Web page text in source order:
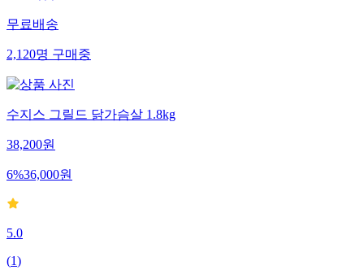
무료배송
2,120명구매중
수지스 그릴드 닭가슴살 1.8kg
38,200원
6%36,000원
5.0
(1)